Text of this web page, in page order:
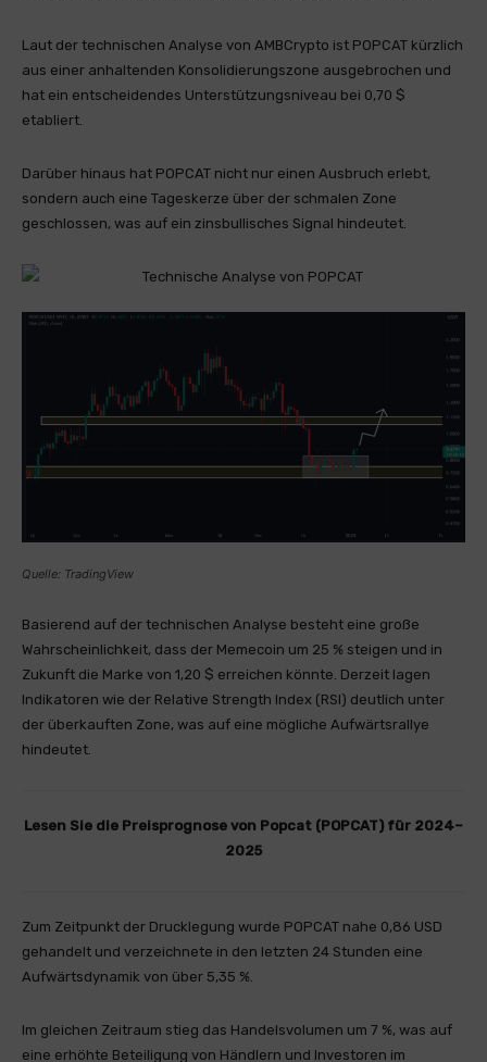
Laut der technischen Analyse von AMBCrypto ist POPCAT kürzlich
aus einer anhaltenden Konsolidierungszone ausgebrochen und
hat ein entscheidendes Unterstützungsniveau bei 0,70 $
etabliert.
Darüber hinaus hat POPCAT nicht nur einen Ausbruch erlebt,
sondern auch eine Tageskerze über der schmalen Zone
geschlossen, was auf ein zinsbullisches Signal hindeutet.
Quelle: TradingView
Basierend auf der technischen Analyse besteht eine große
Wahrscheinlichkeit, dass der Memecoin um 25 % steigen und in
Zukunft die Marke von 1,20 $ erreichen könnte. Derzeit lagen
Indikatoren wie der Relative Strength Index (RSI) deutlich unter
der überkauften Zone, was auf eine mögliche Aufwärtsrallye
hindeutet.
Lesen Sie die Preisprognose von Popcat (POPCAT) für 2024–
2025
Zum Zeitpunkt der Drucklegung wurde POPCAT nahe 0,86 USD
gehandelt und verzeichnete in den letzten 24 Stunden eine
Aufwärtsdynamik von über 5,35 %.
Im gleichen Zeitraum stieg das Handelsvolumen um 7 %, was auf
eine erhöhte Beteiligung von Händlern und Investoren im